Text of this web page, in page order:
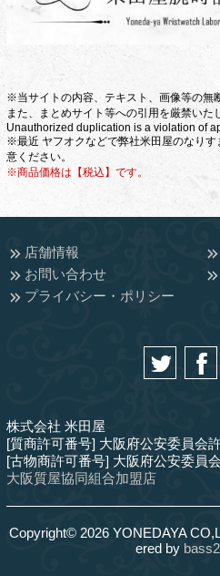
※当サイトの内容、テキスト、画像等の無
また、まとめサイト等への引用を厳禁いた
Unauthorized duplication is a violation of
※最近 ヤフオクなどで弊社米田屋のなり
意ください。
※商品価格は【税込】です。
店舗情報
お問い合わせ
プライバシー・ポリシー
株式会社 米田屋
[質商許可番号] 大阪府公安委員会
[古物商許可番号] 大阪府公安委員
大阪質屋協同組合加盟店
Copyright© 2026 YONEDAYA
ered by